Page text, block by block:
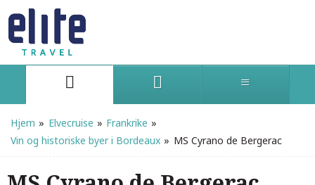
Hjem » Elvecruise » Frankrike »
Vin og historiske byer i Bordeaux » MS Cyrano de Bergerac